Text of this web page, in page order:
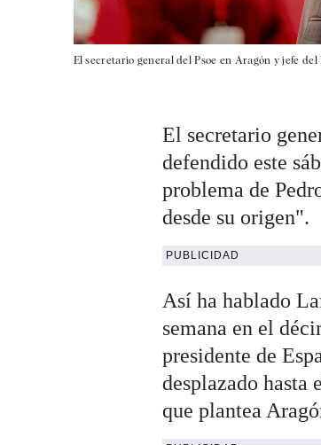
El secretario general del Psoe en Aragón y jefe
El secretario
defendido este
problema de
desde su origen".
PUBLICIDAD
Así ha hablado
semana en el
presidente de
desplazado
que plantea